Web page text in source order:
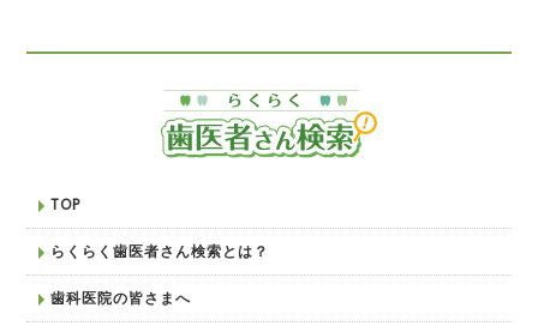
TOP
らくらく歯医者さん検索とは？
歯科医院の皆さまへ